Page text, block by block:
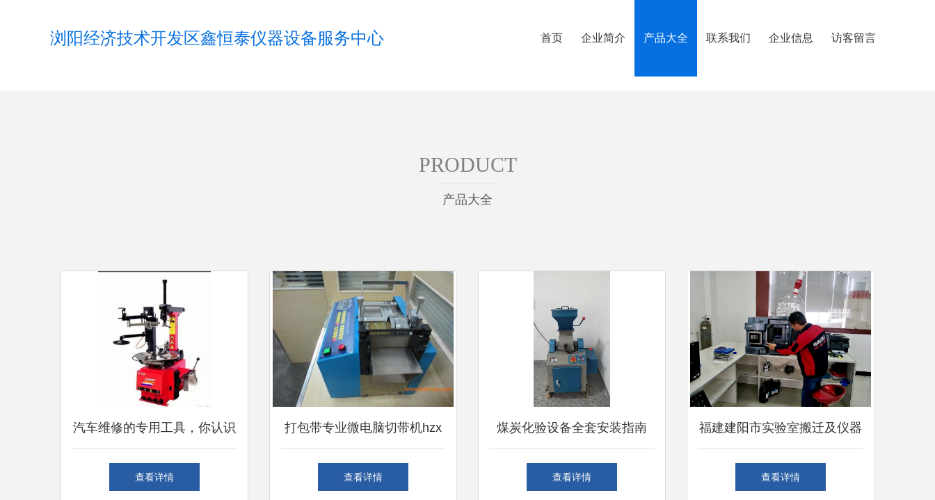
浏阳经济技术开发区鑫恒泰仪器设备服务中心 首页 企业简介 产品大全 联系我们 企业信息 访客留言
PRODUCT
产品大全
汽车维修的专用工具，你认识
几个？——从扳手到仪器调试
查看详情
打包带专业微电脑切带机hzx
100,打包带专业微电脑切带机
查看详情
煤炭化验设备全套安装指南
专业检测仪器的安装与调试服
查看详情
福建建阳市实验室搬迁及仪器
安装调试公司选择指南
查看详情